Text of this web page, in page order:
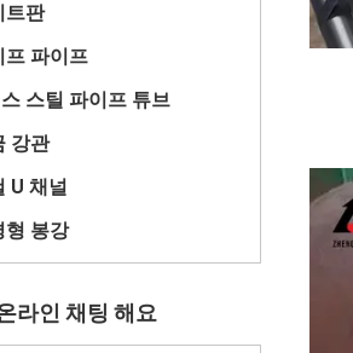
트판
프 파이프
스틸 파이프 튜브
강관
U 채널
형 봉강
라인 채팅 해요